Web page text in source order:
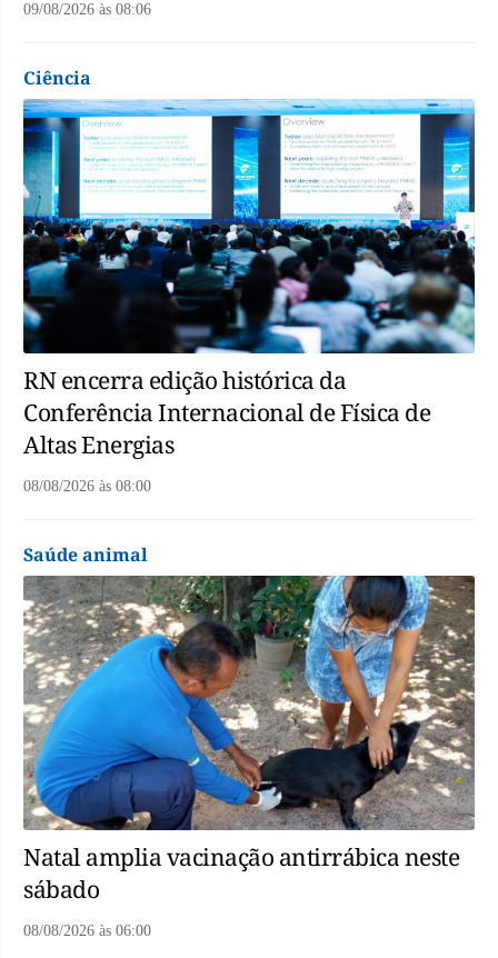
09/08/2026 às 08:06
Ciência
RN encerra edição histórica da
Conferência Internacional de Física de
Altas Energias
08/08/2026 às 08:00
Saúde animal
Natal amplia vacinação antirrábica neste
sábado
08/08/2026 às 06:00